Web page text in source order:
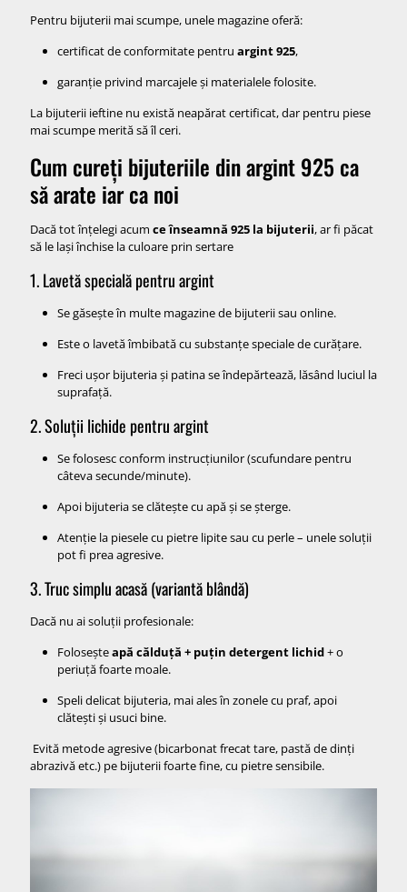
Pentru bijuterii mai scumpe, unele magazine oferă:
certificat de conformitate pentru argint 925,
garanție privind marcajele și materialele folosite.
La bijuterii ieftine nu există neapărat certificat, dar pentru piese
mai scumpe merită să îl ceri.
Cum cureți bijuteriile din argint 925 ca
să arate iar ca noi
Dacă tot înțelegi acum ce înseamnă 925 la bijuterii, ar fi păcat
să le lași închise la culoare prin sertare
1. Lavetă specială pentru argint
Se găsește în multe magazine de bijuterii sau online.
Este o lavetă îmbibată cu substanțe speciale de curățare.
Freci ușor bijuteria și patina se îndepărtează, lăsând luciul la
suprafață.
2. Soluții lichide pentru argint
Se folosesc conform instrucțiunilor (scufundare pentru
câteva secunde/minute).
Apoi bijuteria se clătește cu apă și se șterge.
Atenție la piesele cu pietre lipite sau cu perle – unele soluții
pot fi prea agresive.
3. Truc simplu acasă (variantă blândă)
Dacă nu ai soluții profesionale:
Foloseșteapă călduță + puțin detergent lichid+ o
periuță foarte moale.
Speli delicat bijuteria, mai ales în zonele cu praf, apoi
clătești și usuci bine.
Evită metode agresive (bicarbonat frecat tare, pastă de dinți
abrazivă etc.) pe bijuterii foarte fine, cu pietre sensibile.